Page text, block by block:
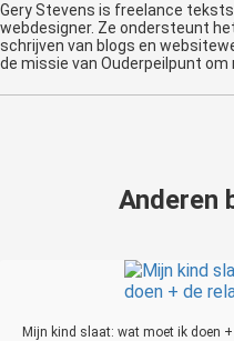
Gery Stevens is freelance
webdesigner. Ze ondersteunt
schrijven van blogs en
de missie van Ouderpeilpunt om
Anderen
Mijn kind slaat: wat moet ik doen